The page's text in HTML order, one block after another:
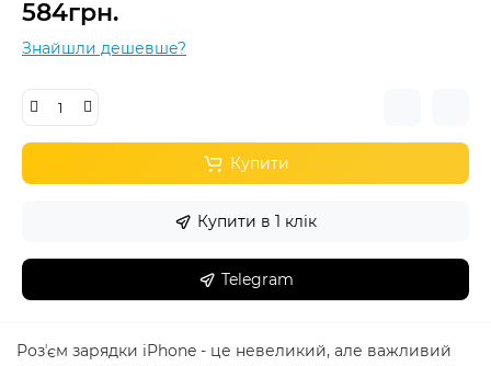
584грн.
Знайшли дешевше?
Купити
Купити в 1 клік
Telegram
Розʼєм зарядки iPhone - це невеликий, але важливий